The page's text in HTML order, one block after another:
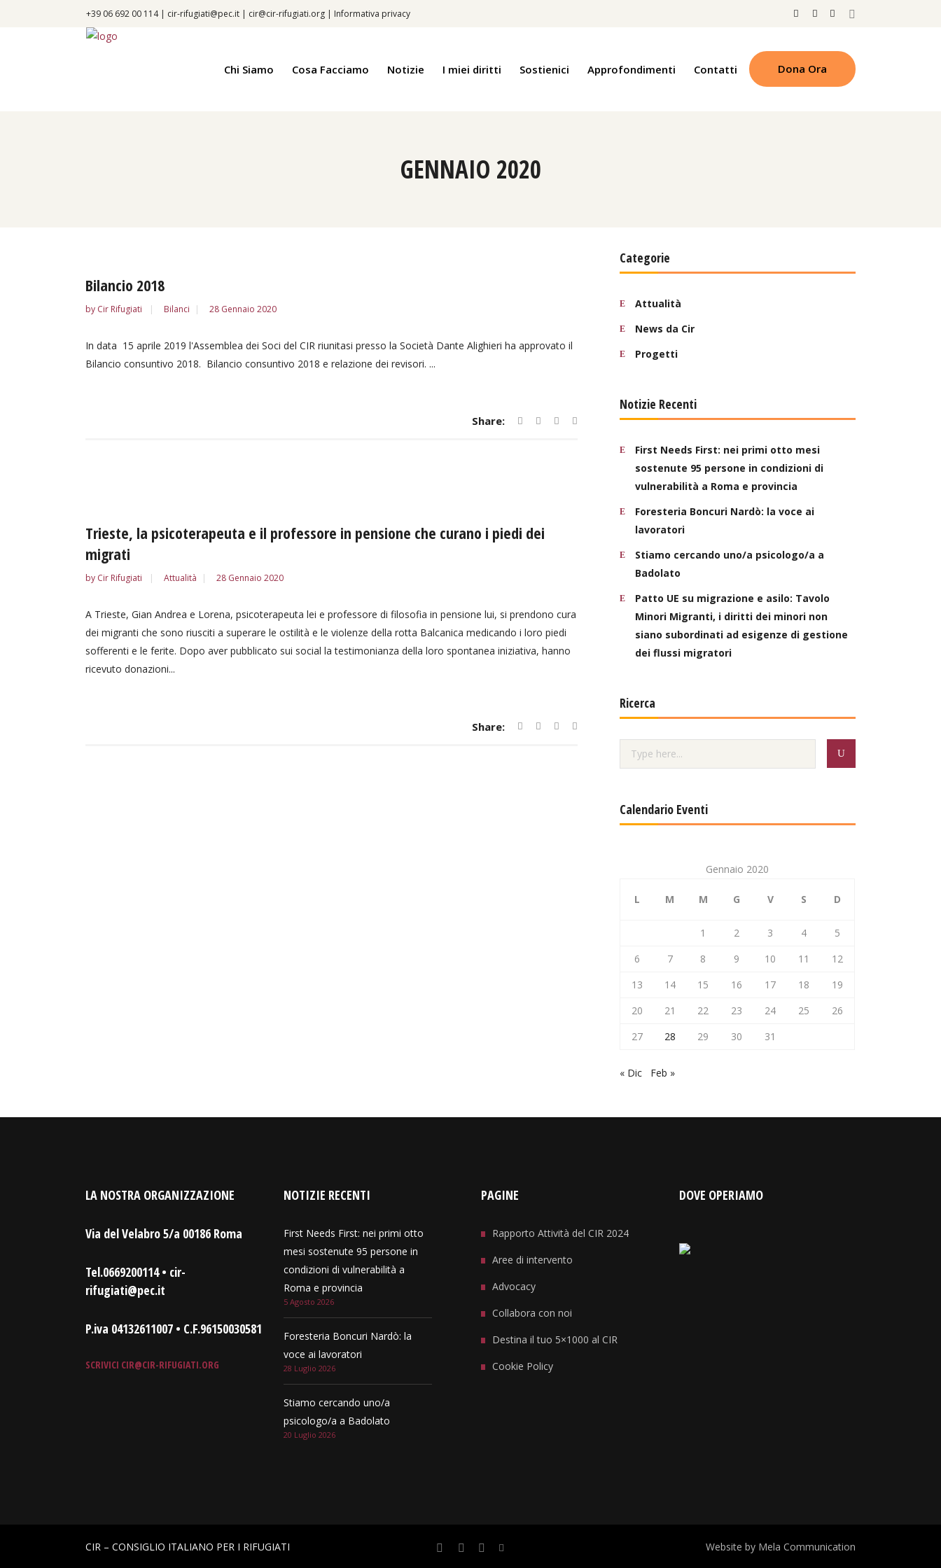
+39 06 692 00 114 | cir-rifugiati@pec.it | cir@cir-rifugiati.org | Informativa privacy
Chi Siamo Cosa Facciamo Notizie I miei diritti Sostienici Approfondimenti Contatti Dona Ora
GENNAIO 2020
Bilancio 2018
by Cir Rifugiati Bilanci 28 Gennaio 2020
In data 15 aprile 2019 l'Assemblea dei Soci del CIR riunitasi presso la Società Dante Alighieri ha approvato il
Bilancio consuntivo 2018. Bilancio consuntivo 2018 e relazione dei revisori. ...
Share:
Trieste, la psicoterapeuta e il professore in pensione che curano i piedi dei
migrati
by Cir Rifugiati Attualità 28 Gennaio 2020
A Trieste, Gian Andrea e Lorena, psicoterapeuta lei e professore di filosofia in pensione lui, si prendono cura
dei migranti che sono riusciti a superare le ostilità e le violenze della rotta Balcanica medicando i loro piedi
sofferenti e le ferite. Dopo aver pubblicato sui social la testimonianza della loro spontanea iniziativa, hanno
ricevuto donazioni...
Share:
Categorie
Attualità
News da Cir
Progetti
Notizie Recenti
First Needs First: nei primi otto mesi
sostenute 95 persone in condizioni di
vulnerabilità a Roma e provincia
Foresteria Boncuri Nardò: la voce ai
lavoratori
Stiamo cercando uno/a psicologo/a a
Badolato
Patto UE su migrazione e asilo: Tavolo
Minori Migranti, i diritti dei minori non
siano subordinati ad esigenze di gestione
dei flussi migratori
Ricerca
Calendario Eventi
Gennaio 2020
L M M G V S D
1 2 3 4
5
6
7 8 9 10 11
12
13
14 15 16 17 18
19
20
21 22 23 24 25
26
27
28 29 30 31
« Dic Feb »
LA NOSTRA ORGANIZZAZIONE
Via del Velabro 5/a 00186 Roma
Tel.0669200114 • cir-
rifugiati@pec.it
P.iva 04132611007 • C.F.96150030581
SCRIVICI CIR@CIR-RIFUGIATI.ORG
NOTIZIE RECENTI
First Needs First: nei primi otto
mesi sostenute 95 persone in
condizioni di vulnerabilità a
Roma e provincia
5 Agosto 2026
Foresteria Boncuri Nardò: la
voce ai lavoratori
28 Luglio 2026
Stiamo cercando uno/a
psicologo/a a Badolato
20 Luglio 2026
PAGINE
Rapporto Attività del CIR 2024
Aree di intervento
Advocacy
Collabora con noi
Destina il tuo 5×1000 al CIR
Cookie Policy
DOVE OPERIAMO
CIR – CONSIGLIO ITALIANO PER I RIFUGIATI Website by Mela Communication